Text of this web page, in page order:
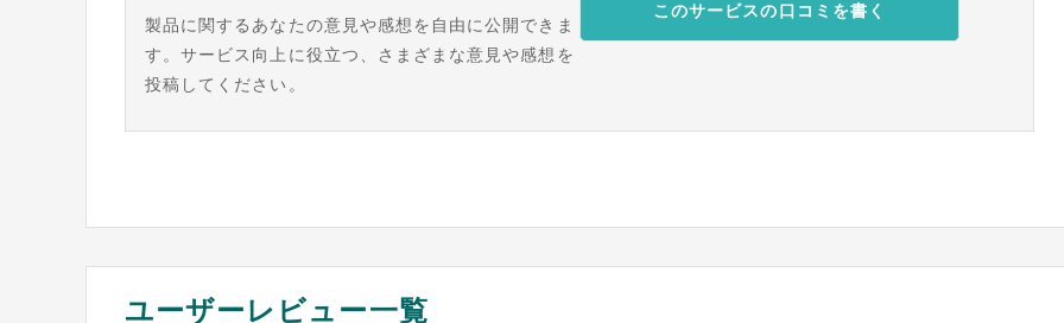
製品に関するあなたの意見や感想を自由に公開できま
す。サービス向上に役立つ、さまざまな意見や感想を
投稿してください。
このサービスの口コミを書く
ユーザーレビュー一覧